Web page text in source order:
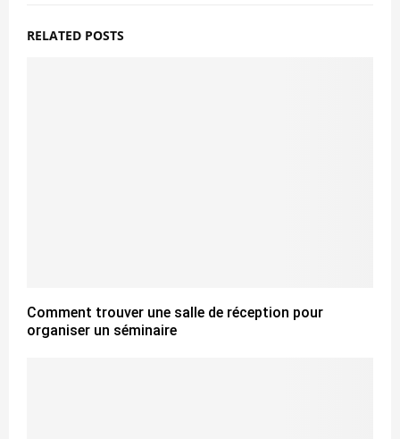
RELATED POSTS
Comment trouver une salle de réception pour
organiser un séminaire